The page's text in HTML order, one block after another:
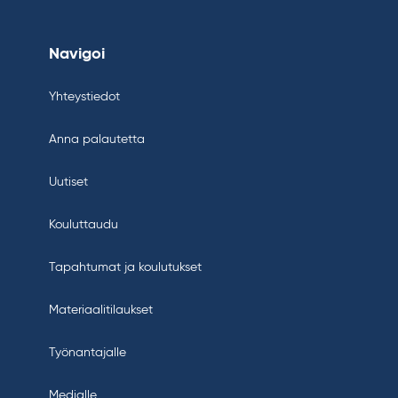
Navigoi
Yhteystiedot
Anna palautetta
Uutiset
Kouluttaudu
Tapahtumat ja koulutukset
Materiaalitilaukset
Työnantajalle
Medialle